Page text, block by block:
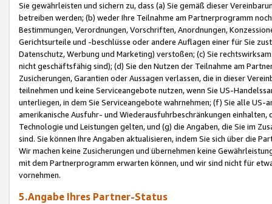
Sie gewährleisten und sichern zu, dass (a) Sie gemäß dieser
betreiben werden; (b) weder Ihre Teilnahme am Partnerprogramm
Bestimmungen, Verordnungen, Vorschriften, Anordnungen,
Gerichtsurteile und -beschlüsse oder andere Auflagen einer für Sie
Datenschutz, Werbung und Marketing) verstoßen; (c) Sie
nicht geschäftsfähig sind); (d) Sie den Nutzen der Teilnahme am
Zusicherungen, Garantien oder Aussagen verlassen, die in dieser
teilnehmen und keine Serviceangebote nutzen, wenn Sie US-
unterliegen, in dem Sie Serviceangebote wahrnehmen; (f) Sie alle
amerikanische Ausfuhr- und Wiederausfuhrbeschränkungen
Technologie und Leistungen gelten, und (g) die Angaben, die Sie im
sind. Sie können Ihre Angaben aktualisieren, indem Sie sich über die
Wir machen keine Zusicherungen und übernehmen keine
mit dem Partnerprogramm erwarten können, und wir sind nicht für
vornehmen.
5.Angabe Ihres Partner-Status